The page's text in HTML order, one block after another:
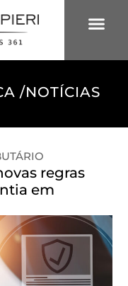
/NOTÍCIAS
regras
em